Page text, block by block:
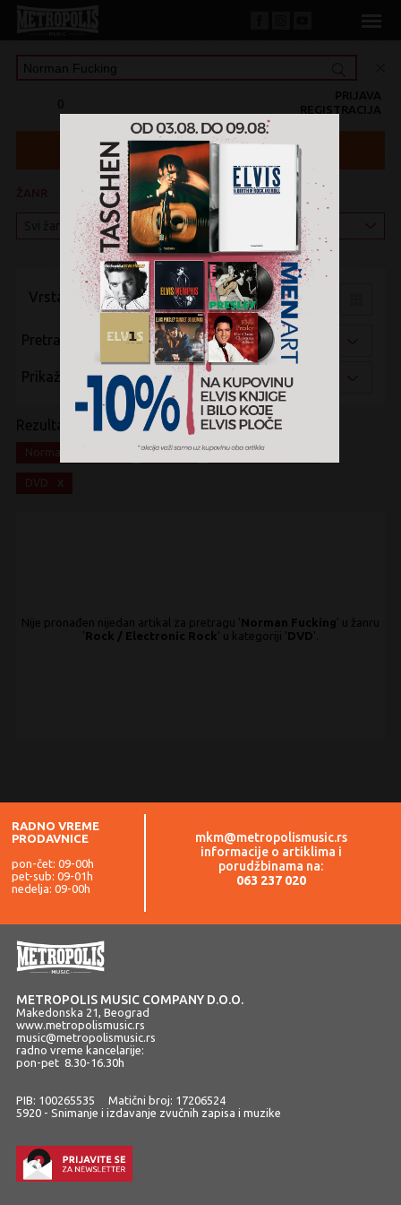
0 REGISTRACIJA
PRIJAVA
KATEGORIJA
Vrsta pregleda:
Pretraži po:
Prikaži po:
Rezultati pretrage:
Rock x Electronic Rock
Nije pronađen nijedan artikal za pretragu 'Norman Fucking' u žanru
'Rock / Electronic Rock ' u kategoriji 'DVD'.
RADNO VREME
PRODAVNICE
pon-čet: 09-00h
pet-sub: 09-01h
nedelja: 09-00h
mkm@metropolismusic.rs
informacije o artiklima i
porudžbinama na:
063 237 020
METROPOLIS MUSIC COMPANY D.O.O.
Makedonska 21, Beograd
www.metropolismusic.rs
music@metropolismusic.rs
radno vreme kancelarije:
pon-pet 8.30-16.30h
PIB: 100265535 Matični broj: 17206524
5920 - Snimanje i izdavanje zvučnih zapisa i muzike